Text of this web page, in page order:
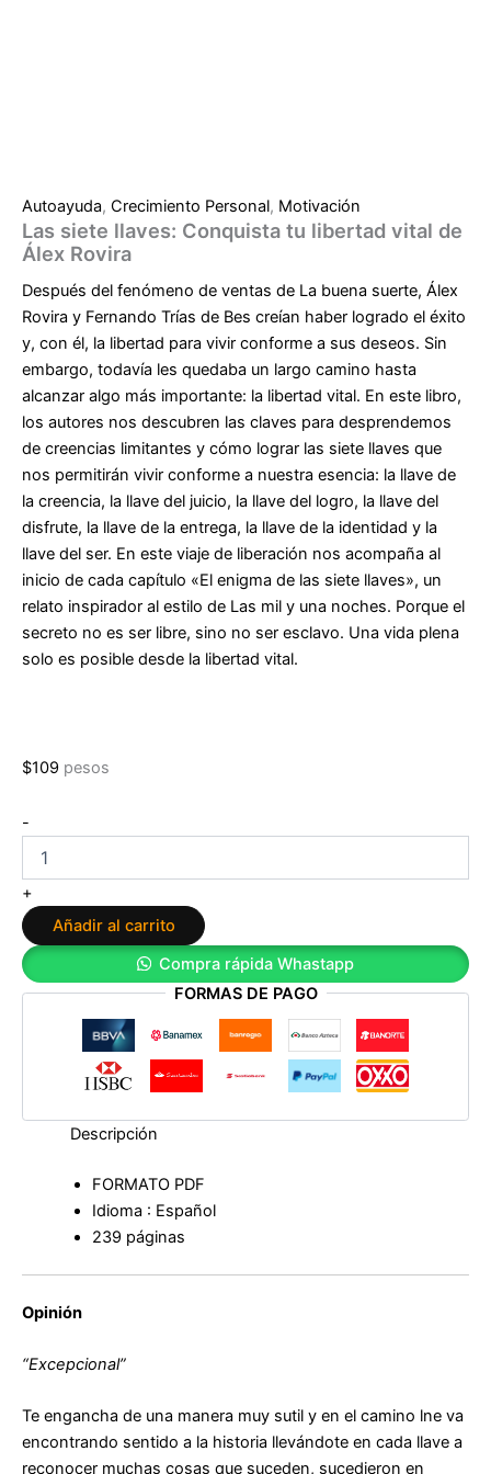
Autoayuda, Crecimiento Personal, Motivación
Las siete llaves: Conquista tu libertad vital de
Álex Rovira
Después del fenómeno de ventas de La buena suerte, Álex
Rovira y Fernando Trías de Bes creían haber logrado el éxito
y, con él, la libertad para vivir conforme a sus deseos. Sin
embargo, todavía les quedaba un largo camino hasta
alcanzar algo más importante: la libertad vital. En este libro,
los autores nos descubren las claves para desprendemos
de creencias limitantes y cómo lograr las siete llaves que
nos permitirán vivir conforme a nuestra esencia: la llave de
la creencia, la llave del juicio, la llave del logro, la llave del
disfrute, la llave de la entrega, la llave de la identidad y la
llave del ser. En este viaje de liberación nos acompaña al
inicio de cada capítulo «El enigma de las siete llaves», un
relato inspirador al estilo de Las mil y una noches. Porque el
secreto no es ser libre, sino no ser esclavo. Una vida plena
solo es posible desde la libertad vital.
$109 pesos
-
siete
llaves:
Conquista
tu
libertad
vital
Álex
+
Añadir al carrito
Compra rápida Whastapp
FORMAS DE PAGO
Descripción
FORMATO PDF
Idioma : Español
239 páginas
Opinión
“Excepcional”
Te engancha de una manera muy sutil y en el camino lne va
encontrando sentido a la historia llevándote en cada llave a
reconocer muchas cosas que suceden, sucedieron en